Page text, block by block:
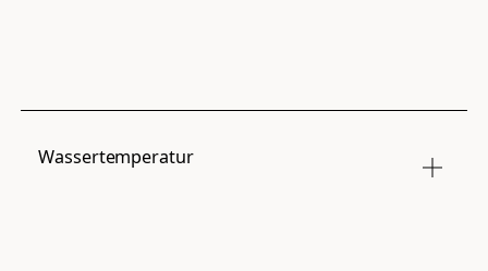
Wassertemperatur